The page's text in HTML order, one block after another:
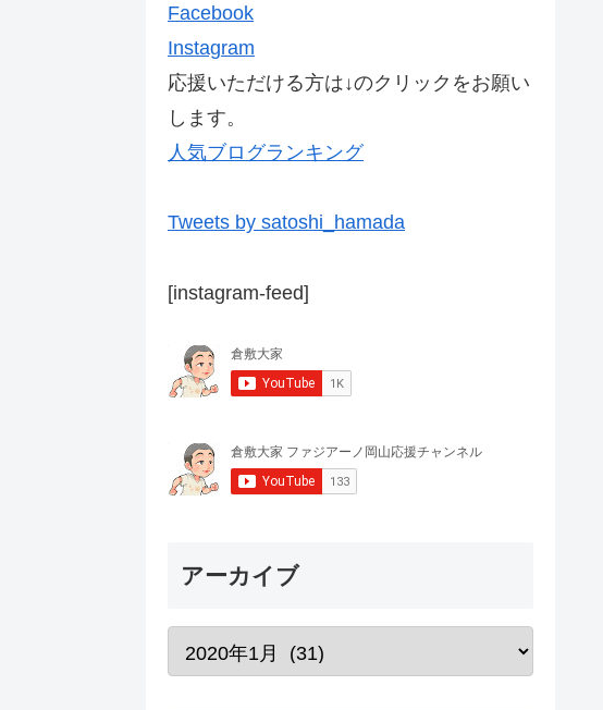
Facebook
Instagram
応援いただける方は↓のクリックをお願い
します。
人気ブログランキング
Tweets by satoshi_hamada
[instagram-feed]
アーカイブ